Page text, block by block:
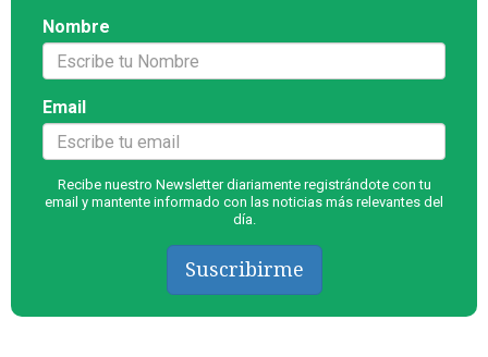
Nombre
Email
Recibe nuestro Newsletter diariamente registrándote con tu
email y mantente informado con las noticias más relevantes del
día.
Suscribirme